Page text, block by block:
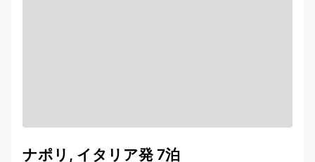
ナポリ, イタリア発 7泊